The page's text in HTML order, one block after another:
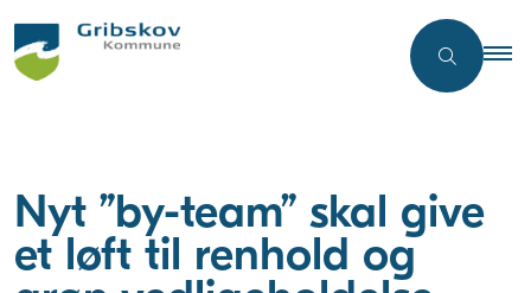
Nyt ”by-team” skal give
et løft til renhold og